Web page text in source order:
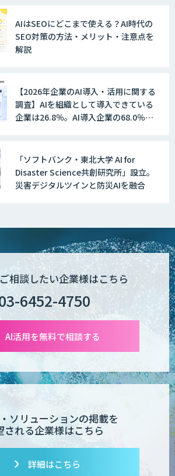
データ構造化ソリューション「DX-laei」
MµgenGAI
図面検索AI
AI Worker
【営業特化】AIエージェント構築サービ
ス
TIGEREYE AGENT
AI開発・伴走支援・内製化支援
AIはSEOにどこまで使える？AI時代の
SEO対策の方法・メリット・注意点を
解説
【2026年企業のAI導入・活用に関する
調査】AIを組織として導入できている
企業は26.8％。AI導入企業の68.0％
「ソフトバンク・東北大学 AI for
Disaster Science共創研究所」設立。
災害デジタルツインと防災AIを融合
相談したい企業様はこちら
6452-4750
AI活用を無料で相談する
ソリューションの掲載を
される企業様はこちら
詳細はこちら